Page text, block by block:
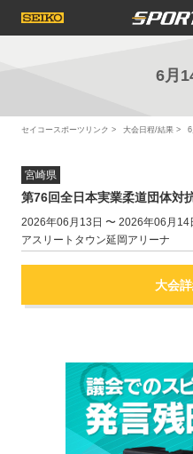
6月
セイコースポーツリンク 大会日程/結果
宮崎県
第76回全日本実業柔道団体対
2026年06月13日 〜 2026年06月14
アスリートタウン延岡アリーナ
大会